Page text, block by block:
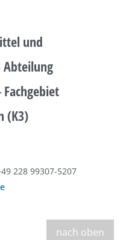
und
(K3)
228 99307-5207
nach oben